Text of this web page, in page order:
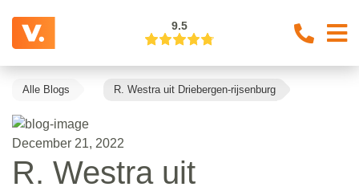
9.5
Alle Blogs R. Westra uit Driebergen-rijsenburg
December 21, 2022
R. Westra uit